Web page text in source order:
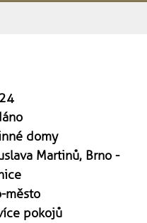
domy
Martinů, Brno -
město
pokojů